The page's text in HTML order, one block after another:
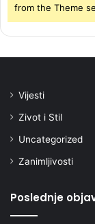
from the Theme
Vijesti
Zivot i Stil
Uncategorized
Zanimljivosti
Poslednje